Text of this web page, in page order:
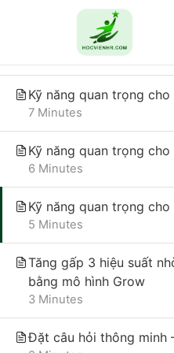
Trang chủ
Thay đổi tư duy nhân
8 Minutes
Kỹ năng quan trọng cho
7 Minutes
Kỹ năng quan trọng cho
6 Minutes
Kỹ năng quan trọng cho
5 Minutes
Tăng gấp 3 hiệu suất
bằng mô hình Grow
3 Minutes
Đặt câu hỏi thông minh
CÔNG TY
Giấy CNĐKKD số
Địa chỉ trụ